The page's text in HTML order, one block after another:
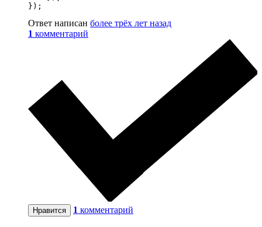
});
Ответ написан более трёх лет назад
1 комментарий
Нравится 1 комментарий